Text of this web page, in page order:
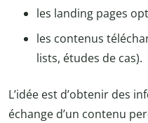
les landing pages
les contenus
lists, études de cas).
L’idée est d’obtenir des
échange d’un contenu